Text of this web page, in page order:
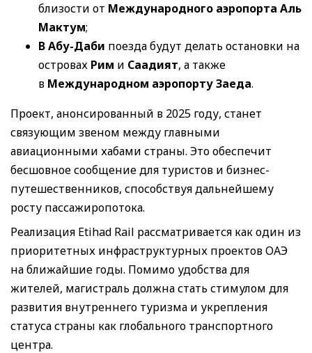
близости от Международного аэропорта Аль
Мактум;
В Абу-Даби поезда будут делать остановки на
островах Рим и Саадият, а также
в Международном аэропорту Заеда.
Проект, анонсированный в 2025 году, станет
связующим звеном между главными
авиационными хабами страны. Это обеспечит
бесшовное сообщение для туристов и бизнес-
путешественников, способствуя дальнейшему
росту пассажиропотока.
Реализация Etihad Rail рассматривается как один из
приоритетных инфраструктурных проектов ОАЭ
на ближайшие годы. Помимо удобства для
жителей, магистраль должна стать стимулом для
развития внутреннего туризма и укрепления
статуса страны как глобального транспортного
центра.